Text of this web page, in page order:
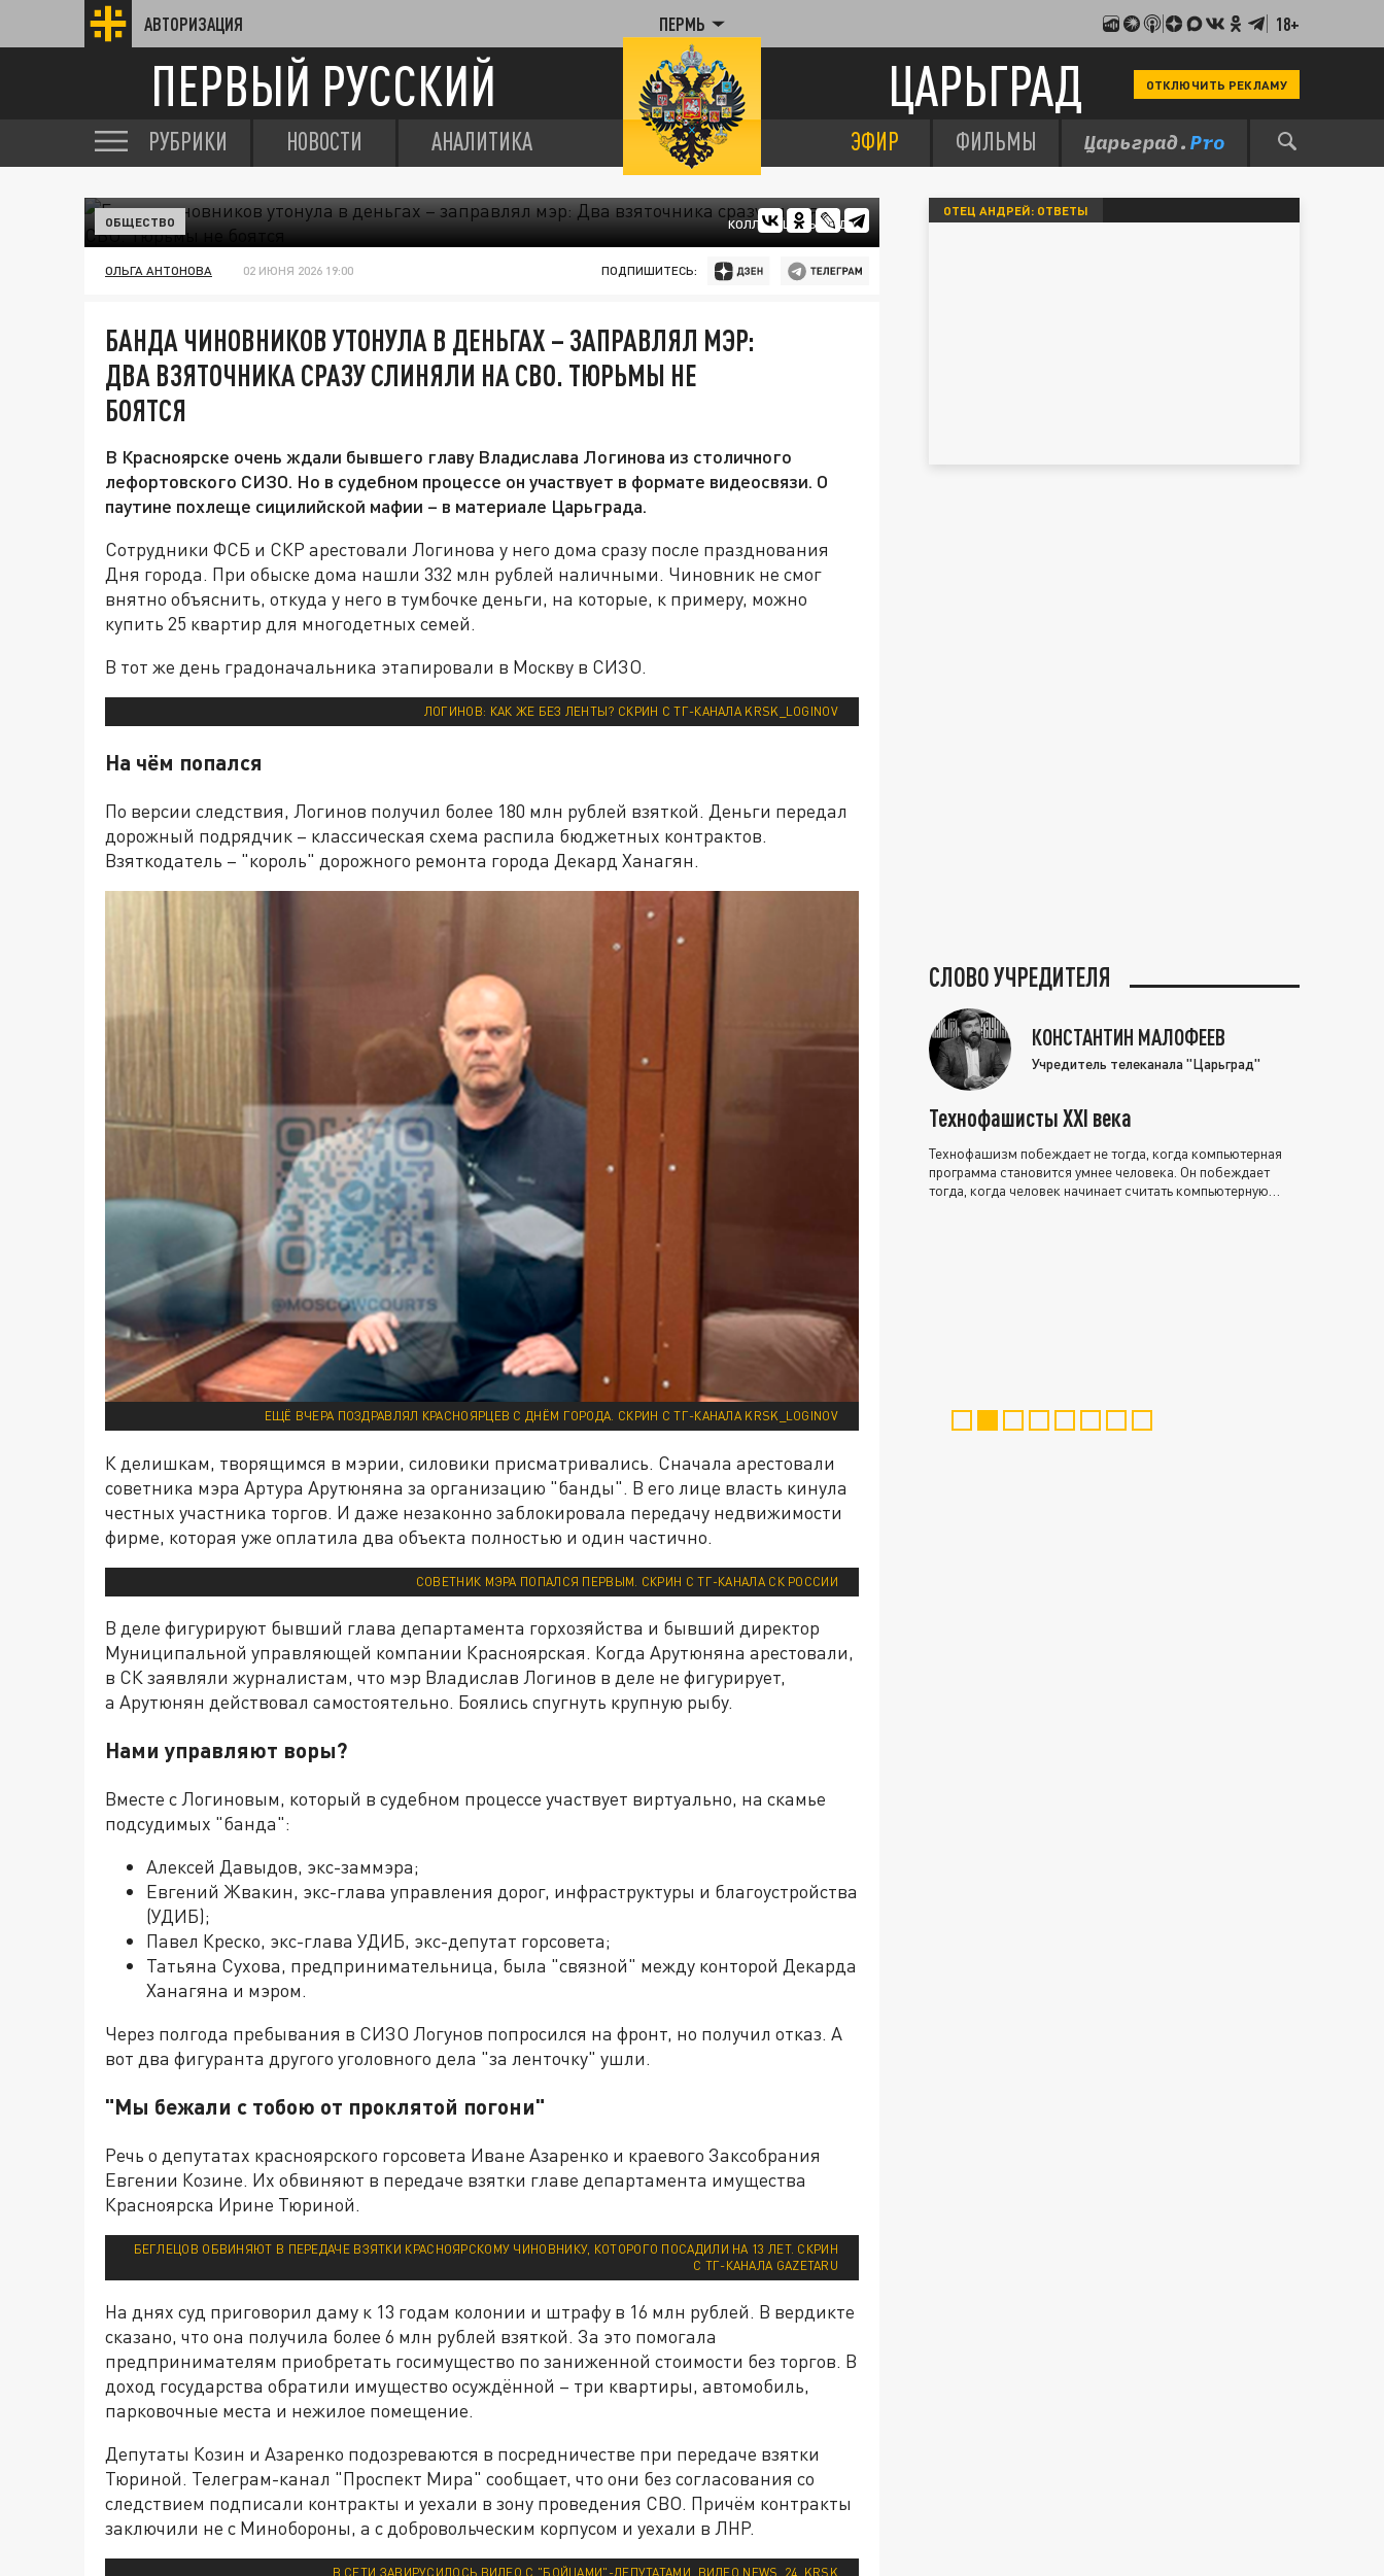
АВТОРИЗАЦИЯ ПЕРМЬ 18+
ПЕРВЫЙ РУССКИЙ ЦАРЬГРАД ОТКЛЮЧИТЬ РЕКЛАМУ
РУБРИКИ НОВОСТИ АНАЛИТИКА ЭФИР ФИЛЬМЫ
КОЛЛАЖ ЦАРЬГРАДА.
ОБЩЕСТВО
ОЛЬГА АНТОНОВА 02 ИЮНЯ 2026 19:00 ПОДПИШИТЕСЬ:
БАНДА ЧИНОВНИКОВ УТОНУЛА В ДЕНЬГАХ – ЗАПРАВЛЯЛ МЭР:
ДВА ВЗЯТОЧНИКА СРАЗУ СЛИНЯЛИ НА СВО. ТЮРЬМЫ НЕ
БОЯТСЯ
В Красноярске очень ждали бывшего главу Владислава Логинова из столичного
лефортовского СИЗО. Но в судебном процессе он участвует в формате видеосвязи. О
паутине похлеще сицилийской мафии – в материале Царьграда.
Сотрудники ФСБ и СКР арестовали Логинова у него дома сразу после празднования
Дня города. При обыске дома нашли 332 млн рублей наличными. Чиновник не смог
внятно объяснить, откуда у него в тумбочке деньги, на которые, к примеру, можно
купить 25 квартир для многодетных семей.
В тот же день градоначальника этапировали в Москву в СИЗО.
ЛОГИНОВ: КАК ЖЕ БЕЗ ЛЕНТЫ? СКРИН С ТГ-КАНАЛА KRSK_LOGINOV
На чём попался
По версии следствия, Логинов получил более 180 млн рублей взяткой. Деньги передал
дорожный подрядчик – классическая схема распила бюджетных контрактов.
Взяткодатель – "король" дорожного ремонта города Декард Ханагян.
ЕЩЁ ВЧЕРА ПОЗДРАВЛЯЛ КРАСНОЯРЦЕВ С ДНЁМ ГОРОДА. СКРИН С ТГ-КАНАЛА KRSK_LOGINOV
К делишкам, творящимся в мэрии, силовики присматривались. Сначала арестовали
советника мэра Артура Арутюняна за организацию "банды". В его лице власть кинула
честных участника торгов. И даже незаконно заблокировала передачу недвижимости
фирме, которая уже оплатила два объекта полностью и один частично.
СОВЕТНИК МЭРА ПОПАЛСЯ ПЕРВЫМ. СКРИН С ТГ-КАНАЛА СК РОССИИ
В деле фигурируют бывший глава департамента горхозяйства и бывший директор
Муниципальной управляющей компании Красноярская. Когда Арутюняна арестовали,
в СК заявляли журналистам, что мэр Владислав Логинов в деле не фигурирует,
а Арутюнян действовал самостоятельно. Боялись спугнуть крупную рыбу.
Нами управляют воры?
Вместе с Логиновым, который в судебном процессе участвует виртуально, на скамье
подсудимых "банда":
Алексей Давыдов, экс-заммэра;
Евгений Жвакин, экс-глава управления дорог, инфраструктуры и благоустройства
(УДИБ);
Павел Креско, экс-глава УДИБ, экс-депутат горсовета;
Татьяна Сухова, предпринимательница, была "связной" между конторой Декарда
Ханагяна и мэром.
Через полгода пребывания в СИЗО Логунов попросился на фронт, но получил отказ. А
вот два фигуранта другого уголовного дела "за ленточку" ушли.
"Мы бежали с тобою от проклятой погони"
Речь о депутатах красноярского горсовета Иване Азаренко и краевого Заксобрания
Евгении Козине. Их обвиняют в передаче взятки главе департамента имущества
Красноярска Ирине Тюриной.
БЕГЛЕЦОВ ОБВИНЯЮТ В ПЕРЕДАЧЕ ВЗЯТКИ КРАСНОЯРСКОМУ ЧИНОВНИКУ, КОТОРОГО ПОСАДИЛИ НА 13 ЛЕТ. СКРИН
С ТГ-КАНАЛА GAZETARU
На днях суд приговорил даму к 13 годам колонии и штрафу в 16 млн рублей. В вердикте
сказано, что она получила более 6 млн рублей взяткой. За это помогала
предпринимателям приобретать госимущество по заниженной стоимости без торгов. В
доход государства обратили имущество осуждённой – три квартиры, автомобиль,
парковочные места и нежилое помещение.
Депутаты Козин и Азаренко подозреваются в посредничестве при передаче взятки
Тюриной. Телеграм-канал "Проспект Мира" сообщает, что они без согласования со
следствием подписали контракты и уехали в зону проведения СВО. Причём контракты
заключили не с Минобороны, а с добровольческим корпусом и уехали в ЛНР.
В СЕТИ ЗАВИРУСИЛОСЬ ВИДЕО С "БОЙЦАМИ"-ДЕПУТАТАМИ. ВИДЕО NEWS_24_KRSK
ОТЕЦ АНДРЕЙ: ОТВЕТЫ
СЛОВО УЧРЕДИТЕЛЯ
КОНСТАНТИН МАЛОФЕЕВ
Учредитель телеканала "Царьград"
Технофашисты XXI века
Технофашизм побеждает не тогда, когда компьютерная
программа становится умнее человека. Он побеждает
тогда, когда человек начинает считать компьютерную